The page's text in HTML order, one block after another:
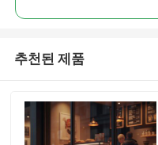
추천된 제품